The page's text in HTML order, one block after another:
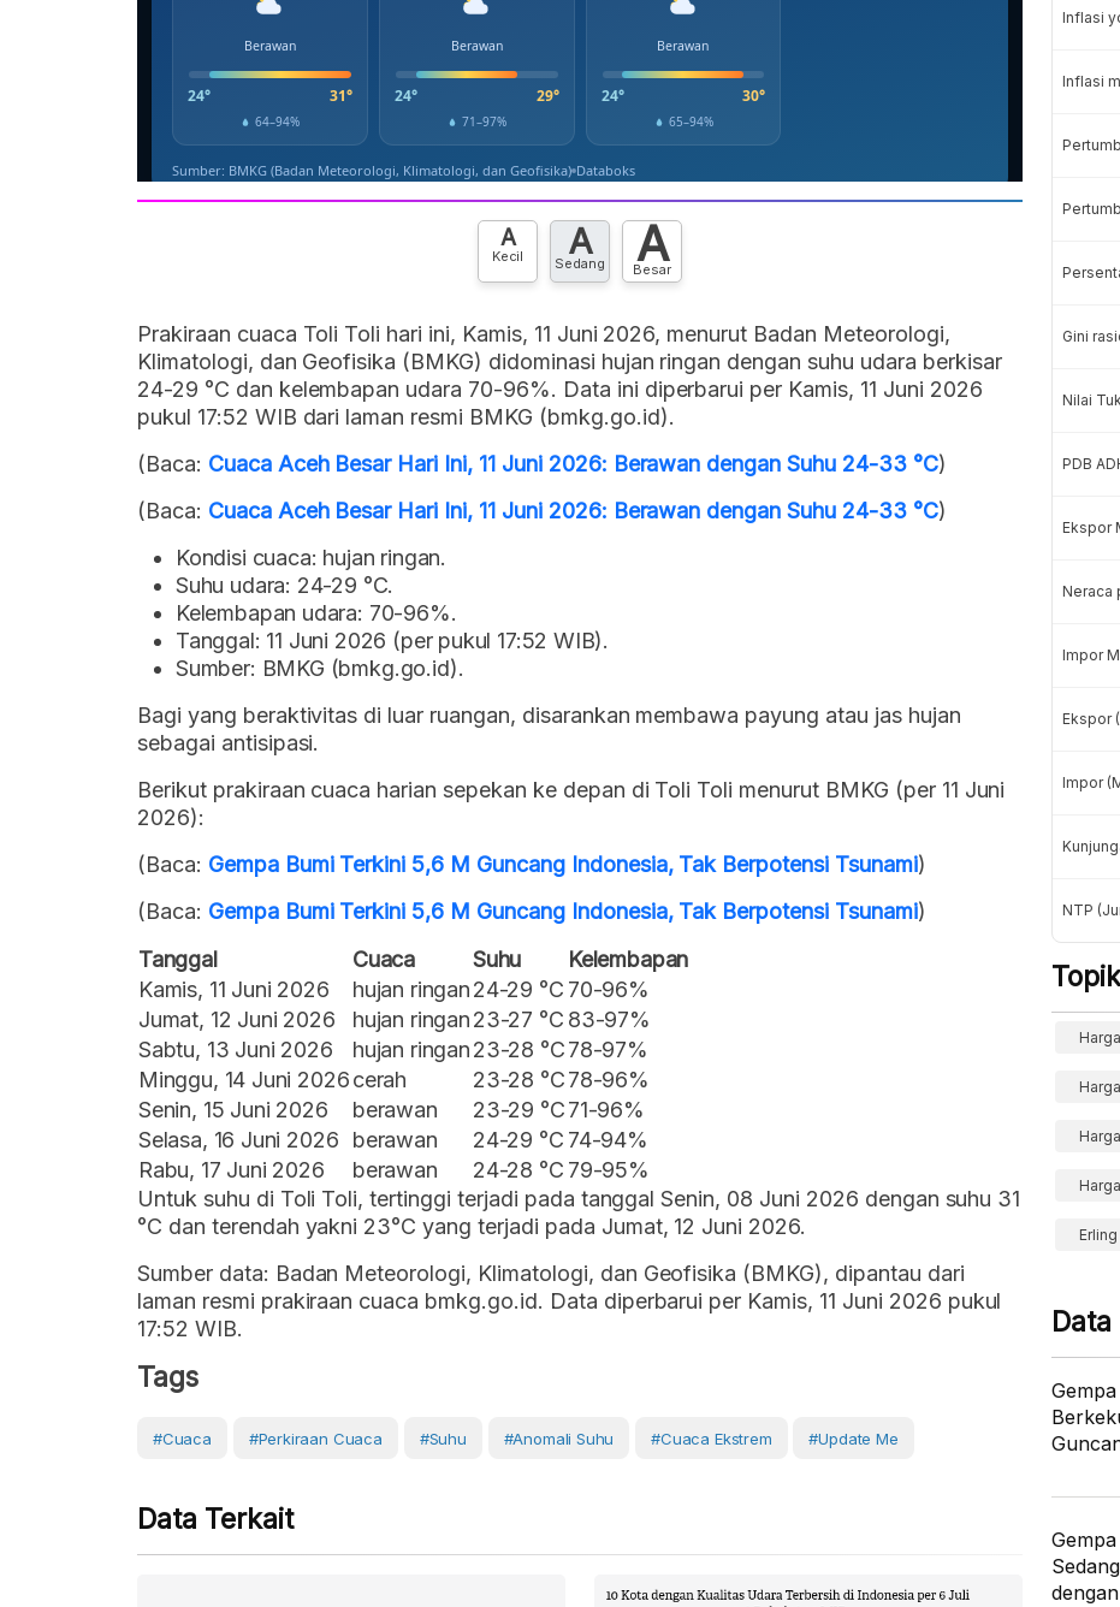
A
Kecil A
Sedang A
Besar
Prakiraan cuaca Toli Toli hari ini, Kamis, 11 Juni 2026, menurut Badan Meteorologi,
Klimatologi, dan Geofisika (BMKG) didominasi hujan ringan dengan suhu udara berkisar
24-29 °C dan kelembapan udara 70-96%. Data ini diperbarui per Kamis, 11 Juni 2026
pukul 17:52 WIB dari laman resmi BMKG (bmkg.go.id).
(Baca: Cuaca Aceh Besar Hari Ini, 11 Juni 2026: Berawan dengan Suhu 24-33 °C)
(Baca: Cuaca Aceh Besar Hari Ini, 11 Juni 2026: Berawan dengan Suhu 24-33 °C)
Kondisi cuaca: hujan ringan.
Suhu udara: 24-29 °C.
Kelembapan udara: 70-96%.
Tanggal: 11 Juni 2026 (per pukul 17:52 WIB).
Sumber: BMKG (bmkg.go.id).
Bagi yang beraktivitas di luar ruangan, disarankan membawa payung atau jas hujan
sebagai antisipasi.
Berikut prakiraan cuaca harian sepekan ke depan di Toli Toli menurut BMKG (per 11 Juni
2026):
(Baca: Gempa Bumi Terkini 5,6 M Guncang Indonesia, Tak Berpotensi Tsunami)
(Baca: Gempa Bumi Terkini 5,6 M Guncang Indonesia, Tak Berpotensi Tsunami)
Tanggal
Cuaca Suhu
Kelembapan
Kamis, 11 Juni 2026
hujan ringan24-29 °C 70-96%
Jumat, 12 Juni 2026
hujan ringan23-27 °C 83-97%
Sabtu, 13 Juni 2026
hujan ringan23-28 °C78-97%
Minggu, 14 Juni 2026cerah 23-28 °C78-96%
Senin, 15 Juni 2026
berawan 23-29 °C71-96%
Selasa, 16 Juni 2026
berawan 24-29 °C 74-94%
Rabu, 17 Juni 2026
berawan 24-28 °C 79-95%
Untuk suhu di Toli Toli, tertinggi terjadi pada tanggal Senin, 08 Juni 2026 dengan suhu 31
°C dan terendah yakni 23°C yang terjadi pada Jumat, 12 Juni 2026.
Sumber data: Badan Meteorologi, Klimatologi, dan Geofisika (BMKG), dipantau dari
laman resmi prakiraan cuaca bmkg.go.id. Data diperbarui per Kamis, 11 Juni 2026 pukul
17:52 WIB.
Tags
#cuaca #perkiraan Cuaca #Suhu #anomali Suhu #Cuaca Ekstrem #Update Me
Data Terkait
Inflasi
Inflasi
Gini
Nilai
PDB
Ekspor
Neraca
Impor
Ekspor
Impor
NTP